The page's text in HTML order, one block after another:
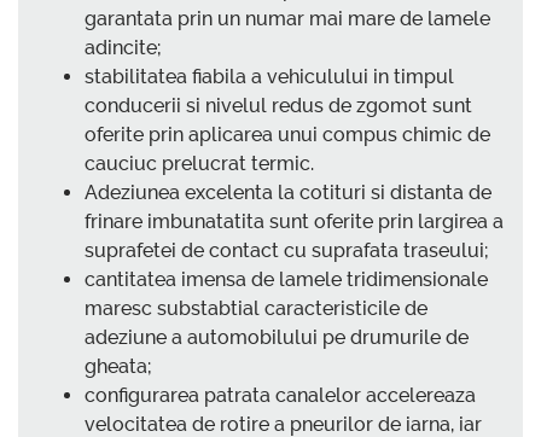
garantata prin un numar mai mare de lamele
adincite;
stabilitatea fiabila a vehiculului in timpul
conducerii si nivelul redus de zgomot sunt
oferite prin aplicarea unui compus chimic de
cauciuc prelucrat termic.
Adeziunea excelenta la cotituri si distanta de
frinare imbunatatita sunt oferite prin largirea a
suprafetei de contact cu suprafata traseului;
cantitatea imensa de lamele tridimensionale
maresc substabtial caracteristicile de
adeziune a automobilului pe drumurile de
gheata;
configurarea patrata canalelor accelereaza
velocitatea de rotire a pneurilor de iarna, iar